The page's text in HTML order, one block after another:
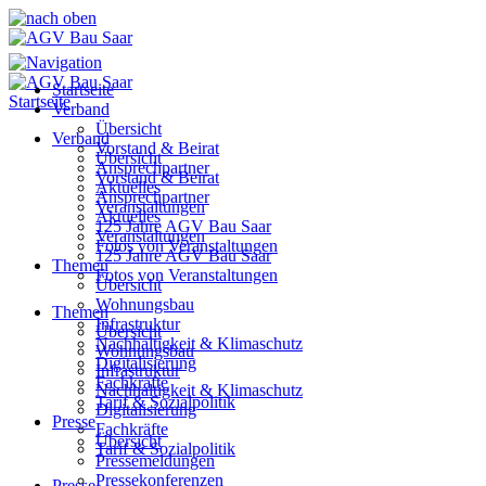
Startseite
Verband
Übersicht
Vorstand & Beirat
Ansprechpartner
Aktuelles
Veranstaltungen
125 Jahre AGV Bau Saar
Fotos von Veranstaltungen
Themen
Übersicht
Wohnungsbau
Infrastruktur
Nachhaltigkeit & Klimaschutz
Digitalisierung
Fachkräfte
Tarif & Sozialpolitik
Presse
Übersicht
Pressemeldungen
Pressekonferenzen
Startseite
Verband
Übersicht
Vorstand & Beirat
Ansprechpartner
Aktuelles
Veranstaltungen
125 Jahre AGV Bau Saar
Fotos von Veranstaltungen
Themen
Übersicht
Wohnungsbau
Infrastruktur
Nachhaltigkeit & Klimaschutz
Digitalisierung
Fachkräfte
Tarif & Sozialpolitik